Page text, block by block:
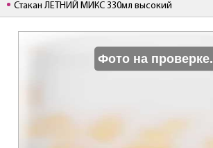
Стакан ЛЕТНИЙ МИКС 330мл высокий
Фото на проверке.